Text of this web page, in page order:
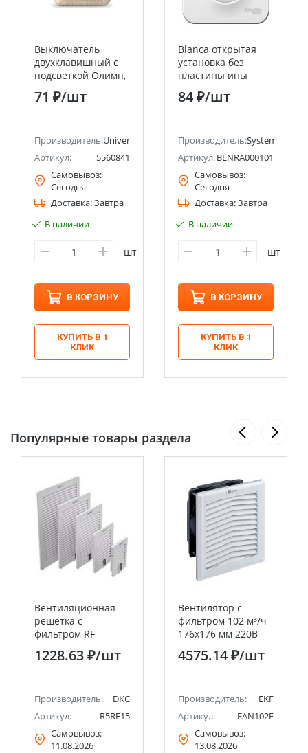
(ранее Schneider Electric)
Выключатель
двухклавишный с
подсветкой Олимп,
открытой
установки, 10А,
71 ₽/шт
Производитель:Universal
Артикул:
5560841
Самовывоз:
Сегодня
Доставка:Завтра
В наличии
шт
В КОРЗИНУ
КУПИТЬ В 1
КЛИК
Blanca открытая
установка без
пластины ины
Белый Розетка без
заземления, 16А
84 ₽/шт
Производитель:Systeme
Артикул:BLNRA000101
Самовывоз:
Сегодня
Доставка:Завтра
В наличии
шт
В КОРЗИНУ
КУПИТЬ В 1
КЛИК
Популярные товары раздела
Вентиляционная
решетка с
фильтром RF
250x250 мм, IP54
DKC
1228.63 ₽/шт
Производитель:
DKC
Артикул:
R5RF15
Самовывоз:
11.08.2026
Вентилятор с
фильтром 102 м³/ч
176x176 мм 220В
IP54 EKF PROxima
4575.14 ₽/шт
Производитель:
EKF
Артикул:
FAN102F
Самовывоз:
13.08.2026